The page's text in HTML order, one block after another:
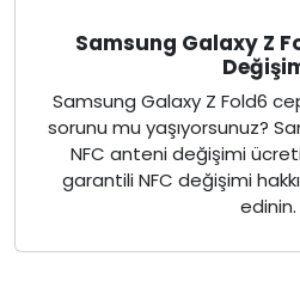
Samsung Galaxy Z
Samsung Galaxy Z Fold6
sorunu mu yaşıyorsunuz?
NFC anteni değişimi
garantili NFC değişimi
edinin.